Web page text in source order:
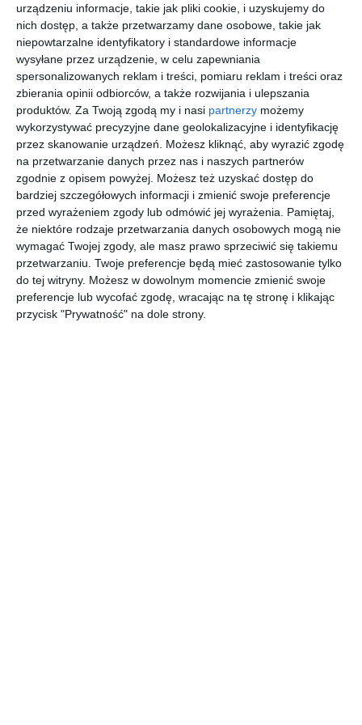
urządzeniu informacje, takie jak pliki cookie, i uzyskujemy do
nich dostęp, a także przetwarzamy dane osobowe, takie jak
niepowtarzalne identyfikatory i standardowe informacje
wysyłane przez urządzenie, w celu zapewniania
spersonalizowanych reklam i treści, pomiaru reklam i treści oraz
zbierania opinii odbiorców, a także rozwijania i ulepszania
produktów. Za Twoją zgodą my i nasi partnerzy możemy
wykorzystywać precyzyjne dane geolokalizacyjne i identyfikację
przez skanowanie urządzeń. Możesz kliknąć, aby wyrazić zgodę
na przetwarzanie danych przez nas i naszych partnerów
zgodnie z opisem powyżej. Możesz też uzyskać dostęp do
bardziej szczegółowych informacji i zmienić swoje preferencje
przed wyrażeniem zgody lub odmówić jej wyrażenia. Pamiętaj,
że niektóre rodzaje przetwarzania danych osobowych mogą nie
wymagać Twojej zgody, ale masz prawo sprzeciwić się takiemu
przetwarzaniu. Twoje preferencje będą mieć zastosowanie tylko
do tej witryny. Możesz w dowolnym momencie zmienić swoje
preferencje lub wycofać zgodę, wracając na tę stronę i klikając
przycisk "Prywatność" na dole strony.
Atticusa
Cratfsman
a
[ książka ]
Pettson i
Findus.
Poznaj
Pettsona i
Findusa
Sven Nordqvist
[ książka ]
Kastor
piecze
Lars Klinting
[ książka ]
Kicia
Kocia w
Afryce
Głowińska
[ książka, e-book ]
Charlotte i
bolesne
sekrety
Nele Neuhaus
[ książka, e-book ]
Pusty
cmentarz
Ramiro Pinilla
[ książka, e-book ]
PAX. Tom
3. Myling
Asa Larsson,
Ingela Korsell
[ książka ]
Zuzia i
zaginiony
pies
Julia Boehme
[ książka, e-book ]
Ostatnie
lato w
Nebrasce
Nele Neuhaus